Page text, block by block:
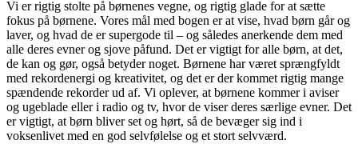
Vi er rigtig stolte på børnenes vegne, og rigtig glade for at sætte
fokus på børnene. Vores mål med bogen er at vise, hvad børn går og
laver, og hvad de er supergode til – og således anerkende dem med
alle deres evner og sjove påfund. Det er vigtigt for alle børn, at det,
de kan og gør, også betyder noget. Børnene har været sprængfyldt
med rekordenergi og kreativitet, og det er der kommet rigtig mange
spændende rekorder ud af. Vi oplever, at børnene kommer i aviser
og ugeblade eller i radio og tv, hvor de viser deres særlige evner. Det
er vigtigt, at børn bliver set og hørt, så de bevæger sig ind i
voksenlivet med en god selvfølelse og et stort selvværd.